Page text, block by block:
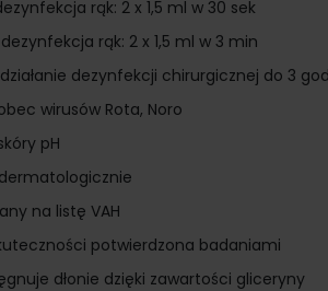
rąk: 2 x 1,5 ml w 30 sek
rąk: 2 x 1,5 ml w 3 min
dezynfekcji chirurgicznej do 3
wirusów Rota, Noro
pH
na listę VAH
potwierdzona badaniami
dłonie dzięki zawartości gliceryny